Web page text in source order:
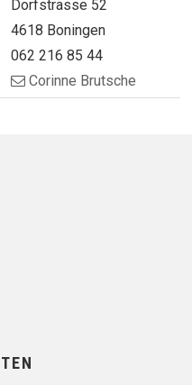
Dorfstrasse 52
4618 Boningen
062 216 85 44
Corinne Brutsche